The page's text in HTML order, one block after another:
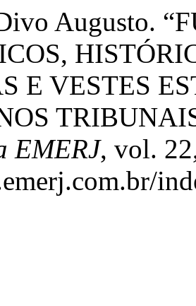
Augusto.
E VESTES
EMERJ, vol.